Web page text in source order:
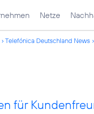
Netze
Telefónica Deutschland News
für